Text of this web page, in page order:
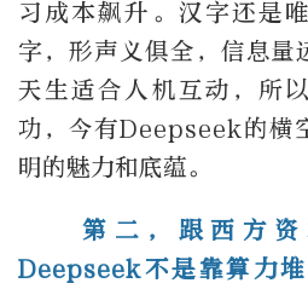
习成本飙升。汉字还是
字，形声义俱全，信息量
天生适合人机互动，所
功，今有Deepseek的横
明的魅力和底蕴。
第二，跟西方资
Deepseek不是靠算力